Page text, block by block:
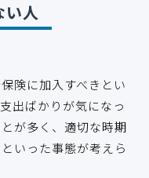
い人
険に加入すべきとい
出ばかりが気になっ
が多く、適切な時期
いった事態が考えら